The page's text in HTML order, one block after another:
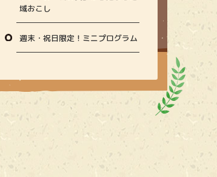
域おこし
週末・祝日限定！ミニプログラム